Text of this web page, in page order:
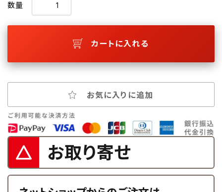
数量
カートに入れる
お気に入りに追加
お取り寄せ